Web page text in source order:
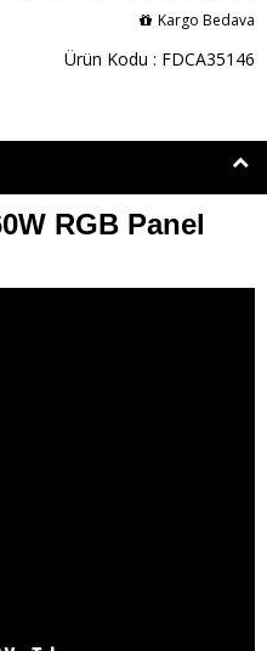
Kargo Bedava
Ürün Kodu : FDCA35146
RGB Panel